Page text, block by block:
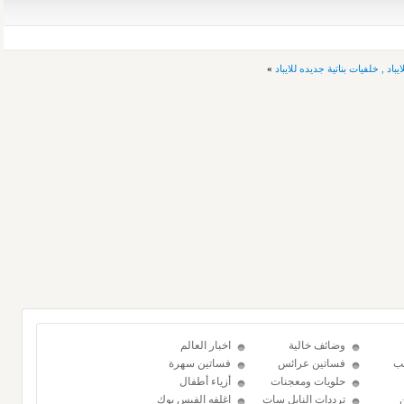
, خلفيات بناتية جديده للايباد »
وضائف خالية
اخبار العالم
فساتين عرائس
فساتين سهرة
حلويات ومعجنات
أزياء أطفال
ترددات النايل سات اغلفه الفيس بوك